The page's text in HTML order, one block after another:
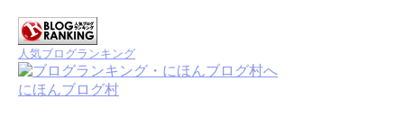
人気ブログランキング
にほんブログ村